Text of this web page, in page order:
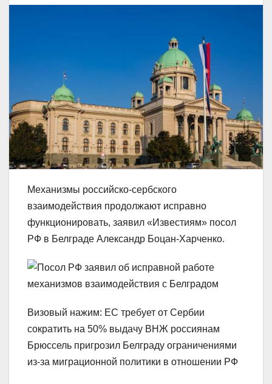
Механизмы российско-сербского
взаимодействия продолжают исправно
функционировать, заявил «Известиям» посол
РФ в Белграде Александр Боцан-Харченко.
Визовый нажим: ЕС требует от Сербии
сократить на 50% выдачу ВНЖ россиянам
Брюссель пригрозил Белграду ограничениями
из-за миграционной политики в отношении РФ